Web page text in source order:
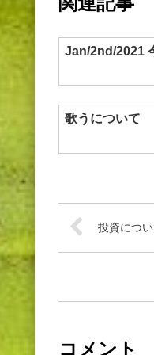
Jan/2nd/2021
歌うについて
投資につ
コメント